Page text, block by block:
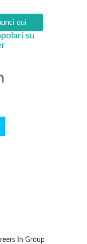
qui
su
In Group